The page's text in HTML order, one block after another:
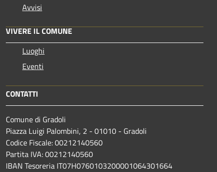
Avvisi
VIVERE IL COMUNE
Luoghi
Eventi
CONTATTI
Comune di Gradoli
Piazza Luigi Palombini, 2 - 01010 - Gradoli
Codice Fiscale: 00212140560
Partita IVA: 00212140560
IBAN Tesoreria IT07H0760103200001064301664